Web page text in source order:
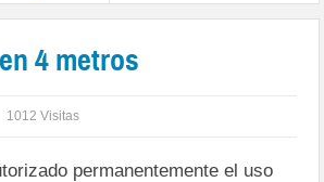
4 metros
1012 Visitas
permanentemente el uso